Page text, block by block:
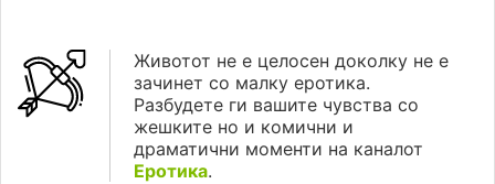
Животот не е целосен доколку не е
зачинет со малку еротика.
Разбудете ги вашите чувства со
жешките но и комични и
драматични моменти на каналот
Еротика.